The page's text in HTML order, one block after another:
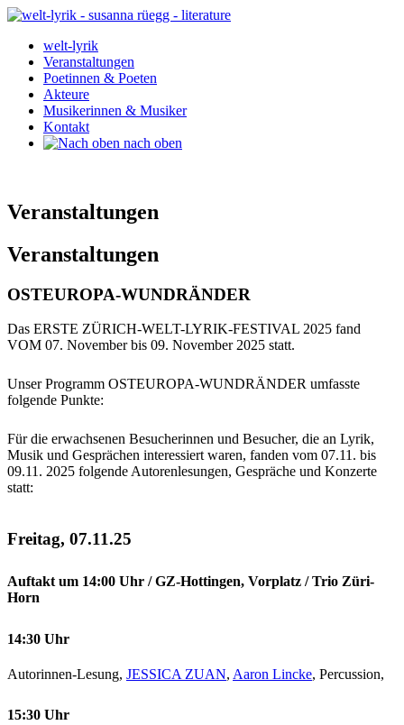
welt-lyrik
Veranstaltungen
Poetinnen & Poeten
Akteure
Musikerinnen & Musiker
Kontakt
nach oben
Veranstaltungen
Veranstaltungen
OSTEUROPA-WUNDRÄNDER
Das ERSTE ZÜRICH-WELT-LYRIK-FESTIVAL 2025 fand
VOM 07. Novemberbis 09. November 2025 statt.
Unser Programm OSTEUROPA-WUNDRÄNDER umfasste
folgende Punkte:
Für die erwachsenen Besucherinnen und Besucher, die an Lyrik,
Musik und Gesprächen interessiert waren, fanden vom 07.11. bis
09.11. 2025 folgende Autorenlesungen, Gespräche und Konzerte
statt:
Freitag, 07.11.25
Auftakt um 14:00 Uhr / GZ-Hottingen, Vorplatz / Trio Züri-
Horn
14:30 Uhr
Autorinnen-Lesung, JESSICA ZUAN, Aaron Lincke, Percussion,
15:30 Uhr